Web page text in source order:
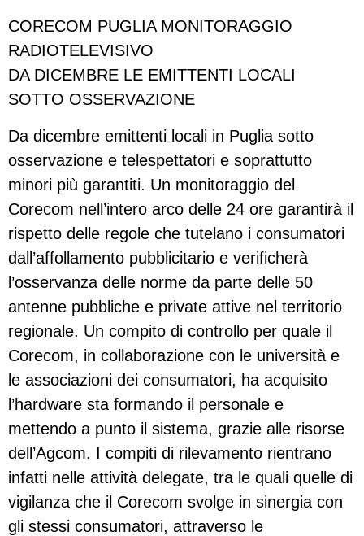
CORECOM PUGLIA MONITORAGGIO
RADIOTELEVISIVO
DA DICEMBRE LE EMITTENTI LOCALI
SOTTO OSSERVAZIONE
Da dicembre emittenti locali in Puglia sotto
osservazione e telespettatori e soprattutto
minori più garantiti. Un monitoraggio del
Corecom nell’intero arco delle 24 ore garantirà il
rispetto delle regole che tutelano i consumatori
dall’affollamento pubblicitario e verificherà
l’osservanza delle norme da parte delle 50
antenne pubbliche e private attive nel territorio
regionale. Un compito di controllo per quale il
Corecom, in collaborazione con le università e
le associazioni dei consumatori, ha acquisito
l’hardware sta formando il personale e
mettendo a punto il sistema, grazie alle risorse
dell’Agcom. I compiti di rilevamento rientrano
infatti nelle attività delegate, tra le quali quelle di
vigilanza che il Corecom svolge in sinergia con
gli stessi consumatori, attraverso le